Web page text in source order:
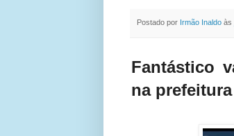
Postado por Irmão Inaldo às
Fantástico
na